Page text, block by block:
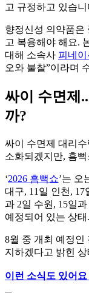
고 규정하고 있습니
향정신성 의약품은
고 복용해야 해요.
대해 소속사 피네이
오와 불찰”이라며
싸이 수면제
까?
싸이 수면제 대리
소화되겠지만, 흠
‘2026 흠뻑쇼’는 오
대구, 11일 인천, 17
과 2일 수원, 15일
예정되어 있는 상태.
8월 중 개최 예정인
지하겠다고 밝힌
이런 소식도 있어요